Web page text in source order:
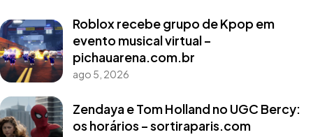
Roblox recebe grupo de Kpop em
evento musical virtual –
pichauarena.com.br
ago 5, 2026
Zendaya e Tom Holland no UGC Bercy:
os horários – sortiraparis.com